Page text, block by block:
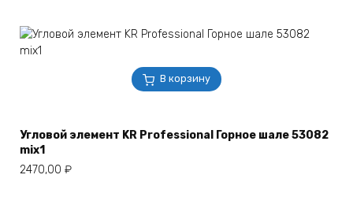
В корзину
Угловой элемент KR Professional Горное шале 53082
mix1
2470,00 ₽